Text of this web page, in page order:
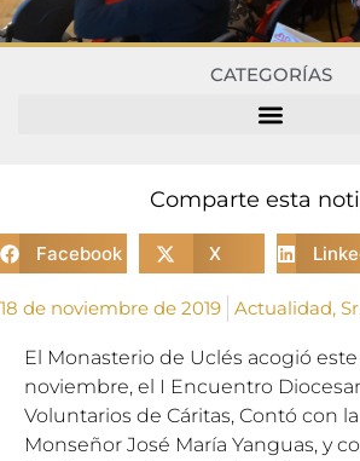
CATEGORÍAS
Comparte esta
Facebook X
18 de noviembre de 2019 Actualidad,
El Monasterio de Uclés acogió este
noviembre, el I Encuentro
Voluntarios de Cáritas, Contó con
Monseñor José María Yanguas, y